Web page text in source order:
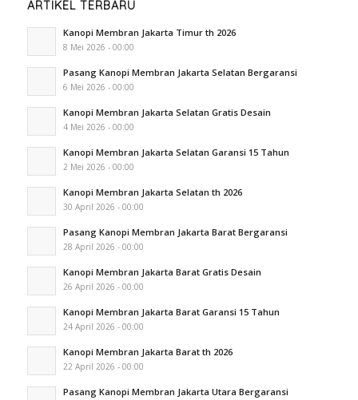
ARTIKEL TERBARU
Kanopi Membran Jakarta Timur th 2026
8 Mei 2026 - 00:00
Pasang Kanopi Membran Jakarta Selatan Bergaransi
6 Mei 2026 - 00:00
Kanopi Membran Jakarta Selatan Gratis Desain
4 Mei 2026 - 00:00
Kanopi Membran Jakarta Selatan Garansi 15 Tahun
2 Mei 2026 - 00:00
Kanopi Membran Jakarta Selatan th 2026
30 April 2026 - 00:00
Pasang Kanopi Membran Jakarta Barat Bergaransi
28 April 2026 - 00:00
Kanopi Membran Jakarta Barat Gratis Desain
26 April 2026 - 00:00
Kanopi Membran Jakarta Barat Garansi 15 Tahun
24 April 2026 - 00:00
Kanopi Membran Jakarta Barat th 2026
22 April 2026 - 00:00
Pasang Kanopi Membran Jakarta Utara Bergaransi